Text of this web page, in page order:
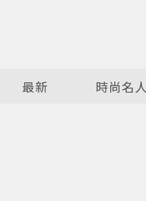
最新 時尚名人